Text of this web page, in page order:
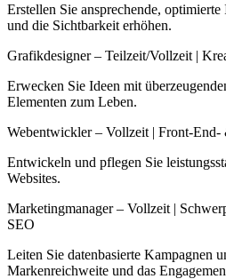
Erstellen Sie ansprechende,
und die Sichtbarkeit erhöhen.
Grafikdesigner – Teilzeit/Vollzeit |
Erwecken Sie Ideen mit
Elementen zum Leben.
Webentwickler – Vollzeit | Front-
Entwickeln und pflegen Sie
Websites.
Marketingmanager – Vollzeit |
SEO
Leiten Sie datenbasierte Kampagnen
Markenreichweite und das